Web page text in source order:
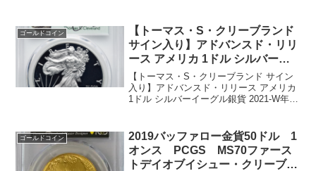
ースト...
ゴールドコイン
【トーマス・S・クリーブランド
サイン入り】アドバンスド・リリ
ース アメリカ 1ドル シルバーイ
ーグル銀貨 2021-W年 PCGS
PR70-DCAM
【トーマス・S・クリーブランド サイン
入り】アドバンスド・リリース アメリカ
1ドル シルバーイーグル銀貨 2021-W年
ト造幣局(ミントマーク...
ゴールドコイン
2019バッファロー金貨50ドル 1
オンス PCGS MS70ファース
トデイオブイシュー・クリーブラ